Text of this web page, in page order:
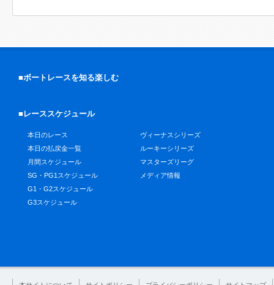
■ボートレースを知る楽しむ
■レーススケジュール
本日のレース
本日の払戻金一覧
月間スケジュール
SG・PG1スケジュール
G1・G2スケジュール
G3スケジュール
ヴィーナスシリーズ
ルーキーシリーズ
マスターズリーグ
メディア情報